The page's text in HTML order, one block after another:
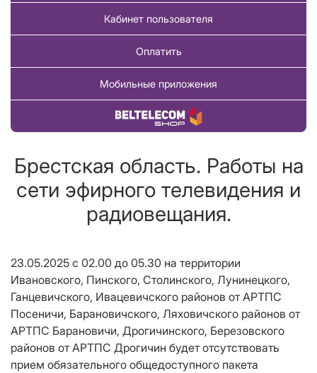
Кабинет пользователя
Оплатить
Мобильные приложения
Купить товар
Брестская область. Работы на
сети эфирного телевидения и
радиовещания.
23.05.2025 с 02.00 до 05.30 на территории
Ивановского, Пинского, Столинского, Лунинецкого,
Ганцевичского, Ивацевичского районов от АРТПС
Посеничи, Барановичского, Ляховичского районов от
АРТПС Барановичи, Дрогичинского, Березовского
районов от АРТПС Дрогичин будет отсутствовать
прием обязательного общедоступного пакета